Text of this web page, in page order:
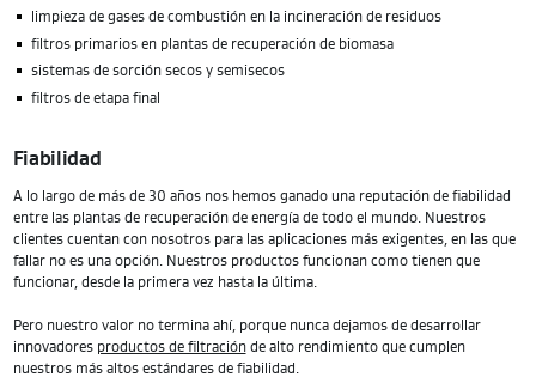
limpieza de gases de combustión en la incineración de residuos
filtros primarios en plantas de recuperación de biomasa
sistemas de sorción secos y semisecos
filtros de etapa final
Fiabilidad
A lo largo de más de 30 años nos hemos ganado una reputación de fiabilidad
entre las plantas de recuperación de energía de todo el mundo. Nuestros
clientes cuentan con nosotros para las aplicaciones más exigentes, en las que
fallar no es una opción. Nuestros productos funcionan como tienen que
funcionar, desde la primera vez hasta la última.
Pero nuestro valor no termina ahí, porque nunca dejamos de desarrollar
innovadores productos de filtraciónde alto rendimiento que cumplen
nuestros más altos estándares de fiabilidad.